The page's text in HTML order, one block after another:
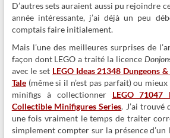
D’autres sets auraient aussi pu rejoindre
année intéressante, j’ai déjà un peu
comptais faire initialement.
Mais l’une des meilleures surprises de
façon dont LEGO a traité la licence
avec le set LEGO Ideas 21348 Dungeons
Tale(même si il n’est pas parfait) ou
minifigs à collectionner LEGO 71047
Collectible Minifigures Series. J’ai trouvé
une fois vraiment le temps de traiter
simplement compter sur la présence